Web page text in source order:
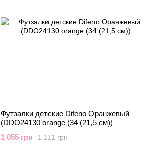
Футзалки детские Difeno Оранжевый
(DDO24130 orange (34 (21,5 см))
1 111 грн
1 055 грн